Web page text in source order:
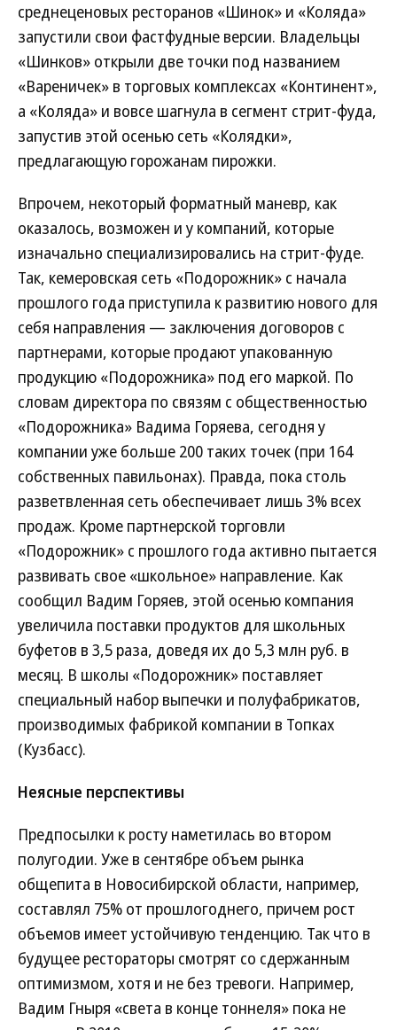
среднеценовых ресторанов «Шинок» и «Коляда»
запустили свои фастфудные версии. Владельцы
«Шинков» открыли две точки под названием
«Вареничек» в торговых комплексах «Континент»,
а «Коляда» и вовсе шагнула в сегмент стрит-фуда,
запустив этой осенью сеть «Колядки»,
предлагающую горожанам пирожки.
Впрочем, некоторый форматный маневр, как
оказалось, возможен и у компаний, которые
изначально специализировались на стрит-фуде.
Так, кемеровская сеть «Подорожник» с начала
прошлого года приступила к развитию нового для
себя направления — заключения договоров с
партнерами, которые продают упакованную
продукцию «Подорожника» под его маркой. По
словам директора по связям с общественностью
«Подорожника» Вадима Горяева, сегодня у
компании уже больше 200 таких точек (при 164
собственных павильонах). Правда, пока столь
разветвленная сеть обеспечивает лишь 3% всех
продаж. Кроме партнерской торговли
«Подорожник» с прошлого года активно пытается
развивать свое «школьное» направление. Как
сообщил Вадим Горяев, этой осенью компания
увеличила поставки продуктов для школьных
буфетов в 3,5 раза, доведя их до 5,3 млн руб. в
месяц. В школы «Подорожник» поставляет
специальный набор выпечки и полуфабрикатов,
производимых фабрикой компании в Топках
(Кузбасс).
Неясные перспективы
Предпосылки к росту наметилась во втором
полугодии. Уже в сентябре объем рынка
общепита в Новосибирской области, например,
составлял 75% от прошлогоднего, причем рост
объемов имеет устойчивую тенденцию. Так что в
будущее рестораторы смотрят со сдержанным
оптимизмом, хотя и не без тревоги. Например,
Вадим Гныря «света в конце тоннеля» пока не